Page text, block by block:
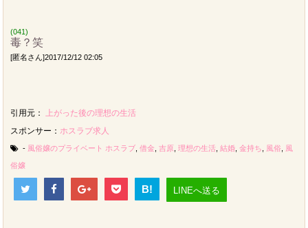
(041)
毒？笑
[匿名さん]2017/12/12 02:05
引用元：
上がった後の理想の生活
スポンサー：ホスラブ求人
- 風俗嬢のプライベート ホスラブ ,借金 ,吉原 ,理想の生活 ,結婚 ,金持ち 風俗 風
俗嬢
B! LINEへ送る